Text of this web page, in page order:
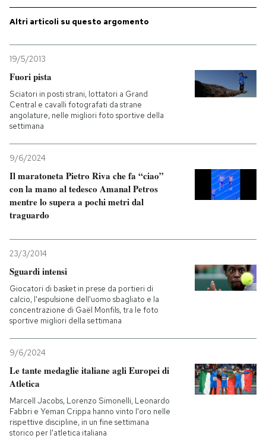
CALENDARIO
AREA PERSONALE
Altri articoli su questo argomento
19/5/2013
Fuori pista
Sciatori in posti strani, lottatori a Grand
Central e cavalli fotografati da strane
angolature, nelle migliori foto sportive della
settimana
9/6/2024
Il maratoneta Pietro Riva che fa “ciao”
con la mano al tedesco Amanal Petros
mentre lo supera a pochi metri dal
traguardo
23/3/2014
Sguardi intensi
Giocatori di basket in prese da portieri di
calcio, l'espulsione dell'uomo sbagliato e la
concentrazione di Gaël Monfils, tra le foto
sportive migliori della settimana
9/6/2024
Le tante medaglie italiane agli Europei di
Atletica
Marcell Jacobs, Lorenzo Simonelli, Leonardo
Fabbri e Yeman Crippa hanno vinto l'oro nelle
rispettive discipline, in un fine settimana
storico per l'atletica italiana